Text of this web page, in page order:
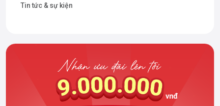
Tin tức & sự kiện